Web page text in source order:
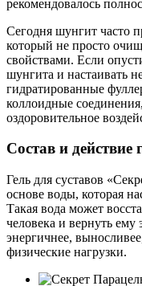
рекомендовалось
Сегодня шунгит часто
который не просто
свойствами. Если
шунгита и настаивать
гидратированные
коллоидные
оздоровительное
Состав и действие
Гель для суставов
основе воды, которая
Такая вода может
человека и вернуть ему
энергичнее,
физические нагрузки.